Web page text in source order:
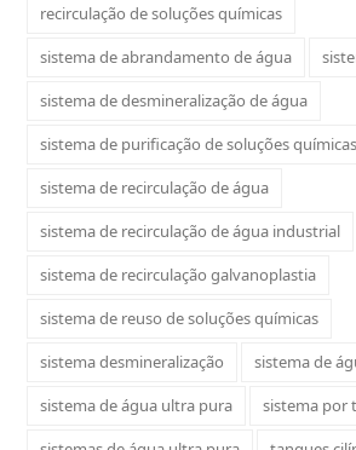
recirculação de soluções químicas
sistema de abrandamento de água
sistema de desmineralização de água
sistema de purificação de soluções químicas
sistema de recirculação de água
sistema de recirculação de água industrial
sistema de recirculação galvanoplastia
sistema de reuso de soluções químicas
sistema desmineralização
sistema de
sistema de água ultra pura
sistema por